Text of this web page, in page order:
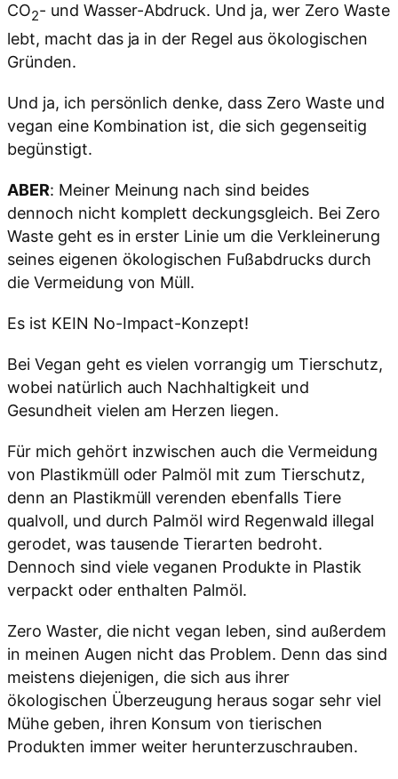
CO2- und Wasser-Abdruck. Und ja, wer Zero Waste
lebt, macht das ja in der Regel aus ökologischen
Gründen.
Und ja, ich persönlich denke, dass Zero Waste und
vegan eine Kombination ist, die sich gegenseitig
begünstigt.
ABER: Meiner Meinung nach sind beides
dennoch nicht komplett deckungsgleich. Bei Zero
Waste geht es in erster Linie um die Verkleinerung
seines eigenen ökologischen Fußabdrucks durch
die Vermeidung von Müll.
Es ist KEIN No-Impact-Konzept!
Bei Vegan geht es vielen vorrangig um Tierschutz,
wobei natürlich auch Nachhaltigkeit und
Gesundheit vielen am Herzen liegen.
Für mich gehört inzwischen auch die Vermeidung
von Plastikmüll oder Palmöl mit zum Tierschutz,
denn an Plastikmüll verenden ebenfalls Tiere
qualvoll, und durch Palmöl wird Regenwald illegal
gerodet, was tausende Tierarten bedroht.
Dennoch sind viele veganen Produkte in Plastik
verpackt oder enthalten Palmöl.
Zero Waster, die nicht vegan leben, sind außerdem
in meinen Augen nicht das Problem. Denn das sind
meistens diejenigen, die sich aus ihrer
ökologischen Überzeugung heraus sogar sehr viel
Mühe geben, ihren Konsum von tierischen
Produkten immer weiter herunterzuschrauben.